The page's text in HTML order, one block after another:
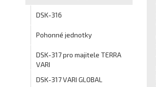
DSK-316
Pohonné jednotky
DSK-317 pro majitele TERRA
VARI
DSK-317 VARI GLOBAL